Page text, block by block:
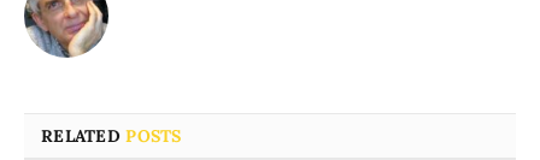
RELATEDPOSTS